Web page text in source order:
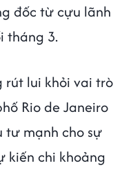
đốc từ cựu lãnh
tháng 3.
rút lui khỏi vai trò
Rio de Janeiro
mạnh cho sự
kiến chi khoảng